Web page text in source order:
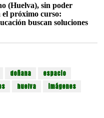
(Huelva), sin poder
próximo curso:
buscan soluciones
doñana
espacio
huelva
imágenes